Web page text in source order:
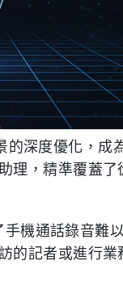
的深度優化，成
理，精準覆蓋了
機通話錄音難
的記者或進行